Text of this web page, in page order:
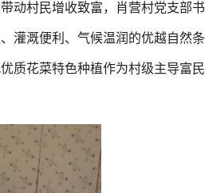
动村民增收致富，肖营村党支部书
灌溉便利、气候温润的优越自然条
质花菜特色种植作为村级主导富民